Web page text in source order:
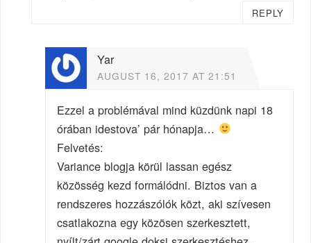
REPLY
Yar
AUGUST 16, 2017 AT 21:51
Ezzel a problémával mind küzdünk napi 18
órában idestova’ pár hónapja…
Felvetés:
Variance blogja körül lassan egész
közösség kezd formálódni. Biztos van a
rendszeres hozzászólók közt, aki szívesen
csatlakozna egy közösen szerkesztett,